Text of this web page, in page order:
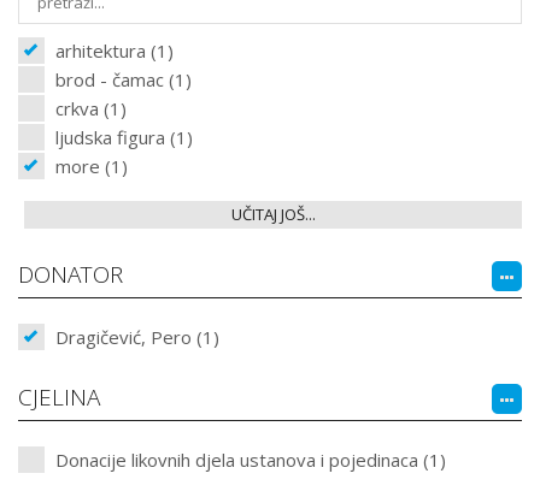
arhitektura (1)
brod - čamac (1)
crkva (1)
ljudska figura (1)
more (1)
UČITAJ JOŠ...
DONATOR
Dragičević, Pero (1)
CJELINA
Donacije likovnih djela ustanova i pojedinaca (1)